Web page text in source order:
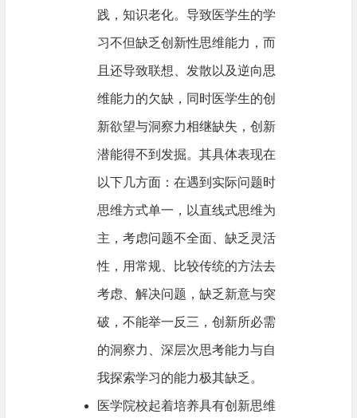
践，知识老化。导致医学生的学
习不但缺乏创新性思维能力，而
且还导致联想、发散以及逆向思
维能力的欠缺，同时医学生的创
新欲望与洞察力相继缺失，创新
潜能得不到发掘。其具体表现在
以下几方面：在遇到实际问题时
思维方式单一，以直线式思维为
主，考虑问题不全面、缺乏灵活
性，用常规、比较传统的方法去
考虑、解决问题，缺乏新意与突
破，不能举一反三，创新所必需
的洞察力、深层次思考能力与自
我探索学习的能力极其缺乏。
医学院校起着培养具有创新思维